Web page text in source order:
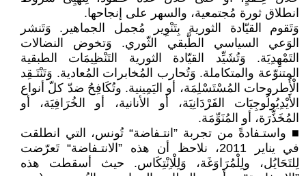
انطلاق ثورة مُجتمعية، والسهر على إنجاحها.
وَتَقوم القيّادة الثورية بِتَنْوِير مُجمل الجماهير. وَتَنشر
الوَعي السياسي الطَّبقي الثّوري. وَتخوض النضالات
التَمْهِدِيَة. وَتُشَيِّد القيّادة الثورية التَنْظِيمَات الطبقية
المتنوّعة والمتكاملة. وَتُحارب المُخابرات المُعادية. وَتَنْتَـقِد
الْأُطروحات المُسْتَسْلِمَة، أو اليَمِينية. وتُكَافِحُ ضدّ كلّ أنواع
الأَيْدِيُولُوجِيَات الفَرْدَانِيَة، أو الأنانية، أو الخُرَافِيَة، أو
المُخَذِّرَة، أو المُنَوِّمَة.
■ واستـفادةً من تجربة ”انتـفاضة“ تُونس، التي انطلقت
في يناير 2011، نلاحظ أن هذه ”الانتـفاضة“ تَعرّضت
لِلتَحَايُل، ولِلْمُرَاوَغَة، وَلِلْاِنْتِكَاس. حيث أسقطت هذه